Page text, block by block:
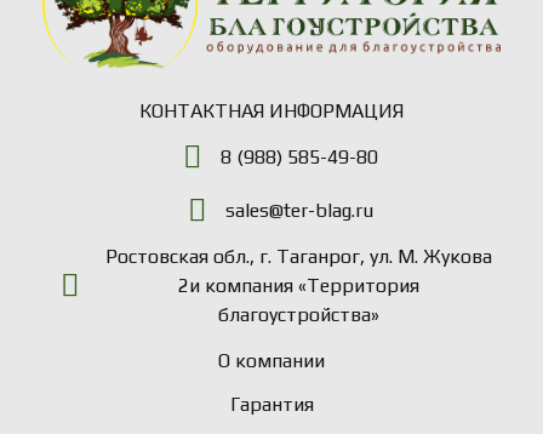
КОНТАКТНАЯ ИНФОРМАЦИЯ
8 (988) 585-49-80
sales@ter-blag.ru
Ростовская обл., г. Таганрог, ул. М. Жукова
2и компания «Территория
благоустройства»
О компании
Гарантия